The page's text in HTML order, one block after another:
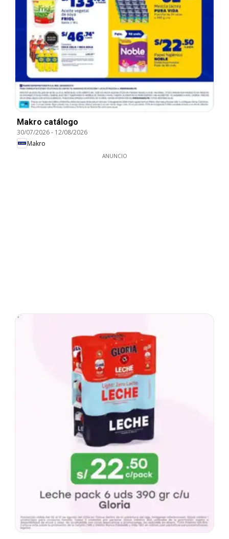
Makro catálogo
30/07/2026- 12/08/2026
Makro
ANUNCIO